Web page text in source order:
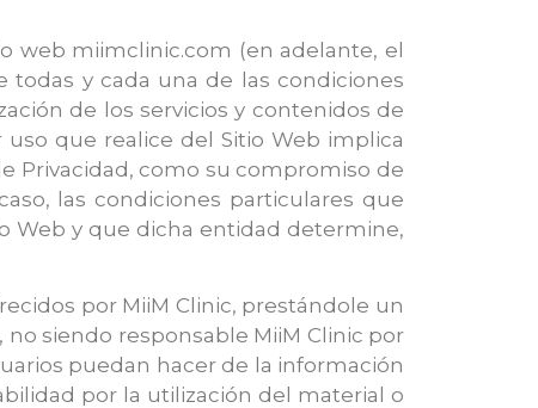
web miimclinic.com (en adelante, el
todas y cada una de las condiciones
de los servicios y contenidos de
uso que realice del Sitio Web implica
Privacidad, como su compromiso de
las condiciones particulares que
Web y que dicha entidad determine,
por MiiM Clinic, prestándole un
siendo responsable MiiM Clinic por
puedan hacer de la información
por la utilización del material o